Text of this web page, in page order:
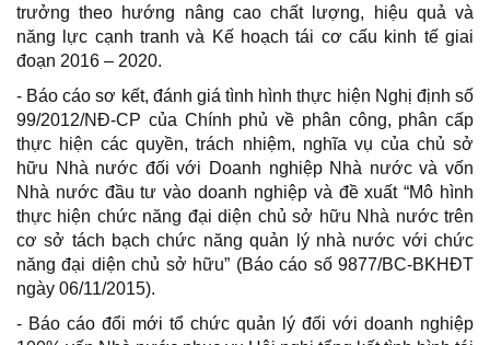
trưởng theo hướng nâng cao chất lượng, hiệu quả và
năng lực cạnh tranh và Kế hoạch tái cơ cấu kinh tế giai
đoạn 2016 – 2020.
- Báo cáo sơ kết, đánh giá tình hình thực hiện Nghị định số
99/2012/NĐ-CP của Chính phủ về phân công, phân cấp
thực hiện các quyền, trách nhiệm, nghĩa vụ của chủ sở
hữu Nhà nước đối với Doanh nghiệp Nhà nước và vốn
Nhà nước đầu tư vào doanh nghiệp và đề xuất “Mô hình
thực hiện chức năng đại diện chủ sở hữu Nhà nước trên
cơ sở tách bạch chức năng quản lý nhà nước với chức
năng đại diện chủ sở hữu” (Báo cáo số 9877/BC-BKHĐT
ngày 06/11/2015).
- Báo cáo đổi mới tổ chức quản lý đối với doanh nghiệp